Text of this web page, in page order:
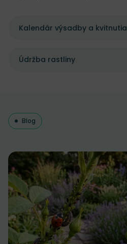
Kalendár výsadby a kvitnutia
Údržba rastliny
Blog